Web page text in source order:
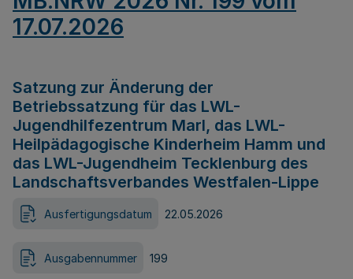
17.07.2026
Satzung zur Änderung der
Betriebssatzung für das LWL-
Jugendhilfezentrum Marl, das LWL-
Heilpädagogische Kinderheim Hamm und
das LWL-Jugendheim Tecklenburg des
Landschaftsverbandes Westfalen-Lippe
Ausfertigungsdatum 22.05.2026
Ausgabennummer 199